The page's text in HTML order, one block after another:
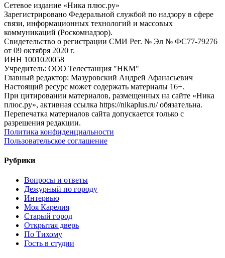
Сетевое издание «Ника плюс.ру»
Зарегистрировано Федеральной службой по надзору в сфере
связи, информационных технологий и массовых
коммуникаций (Роскомнадзор).
Свидетельство о регистрации СМИ Рег. № Эл № ФС77-79276
от 09 октября 2020 г.
ИНН 1001020058
Учредитель: ООО Телестанция "НКМ"
Главный редактор: Мазуровский Андрей Афанасьевич
Настоящий ресурс может содержать материалы 16+.
При цитировании материалов, размещенных на сайте «Ника
плюс.ру», активная ссылка https://nikaplus.ru/ обязательна.
Перепечатка материалов сайта допускается только с
разрешения редакции.
Политика конфиденциальности
Пользовательское соглашение
Рубрики
Вопросы и ответы
Дежурный по городу
Интервью
Моя Карелия
Старый город
Открытая дверь
По Тихому
Гость в студии